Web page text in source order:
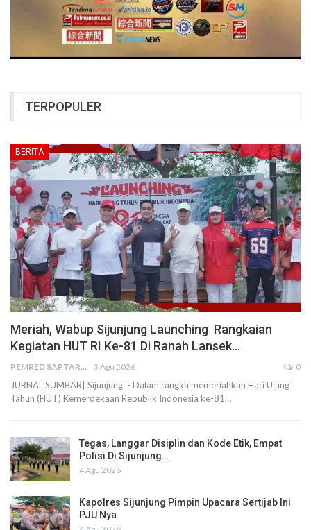
TERPOPULER
BERITA
Meriah, Wabup Sijunjung Launching Rangkaian
Kegiatan HUT RI Ke-81 Di Ranah Lansek…
PEMRED SAPTARIUS 3 Agu 2026 0
JURNAL SUMBAR| Sijunjung - Dalam rangka memeriahkan Hari Ulang
Tahun (HUT) Kemerdekaan Republik Indonesia ke-81…
Tegas, Langgar Disiplin dan Kode Etik, Empat
Polisi Di Sijunjung…
4 Agu 2026
Kapolres Sijunjung Pimpin Upacara Sertijab Ini
PJU Nya